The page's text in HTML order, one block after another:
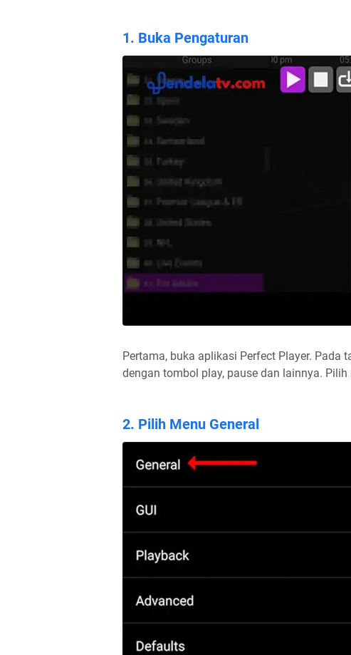
1. Buka Pengaturan
Pertama, buka aplikasi Perfect Player.
dengan tombol play, pause dan lainnya. Pilih
2. Pilih Menu General